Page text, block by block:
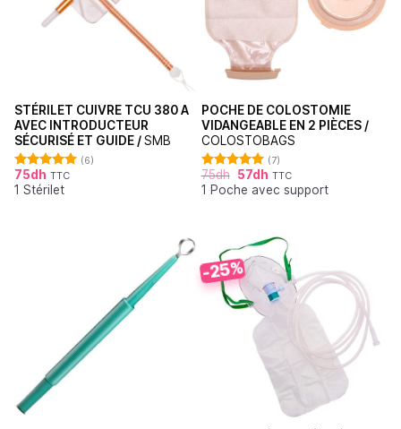
STÉRILET CUIVRE TCU 380 A
AVEC INTRODUCTEUR
SÉCURISÉ ET GUIDE /SMB
Note5.00
sur 5
(6)
75dh TTC
1 Stérilet
POCHE DE COLOSTOMIE
VIDANGEABLE EN 2 PIÈCES /
COLOSTOBAGS
Note
5.00
sur 5
(7)
75dh 57dh TTC
1 Poche avec support
-25%